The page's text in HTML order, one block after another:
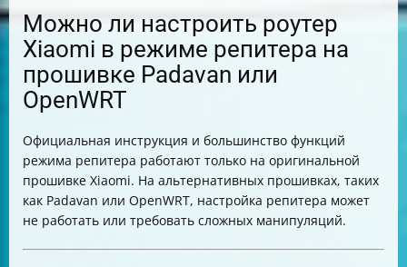
Можно ли настроить роутер
Xiaomi в режиме репитера на
прошивке Padavan или
OpenWRT
Официальная инструкция и большинство функций
режима репитера работают только на оригинальной
прошивке Xiaomi. На альтернативных прошивках, таких
как Padavan или OpenWRT, настройка репитера может
не работать или требовать сложных манипуляций.